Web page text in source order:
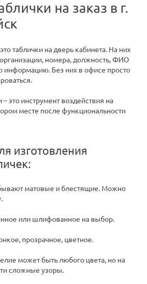
на заказ в г.
таблички на дверь кабинета. На них
номера, должность, ФИО
информацию. Без них в офисе просто
это инструмент воздействия на
месте после функциональности
изготовления
матовые и блестящие. Можно
или шлифованное на выбор.
прозрачное, цветное.
может быть любого цвета, но на
сложные узоры.